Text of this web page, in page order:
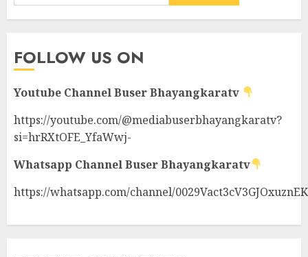
FOLLOW US ON
Youtube ChannelBuser Bhayangkaratv
https://youtube.com/@mediabuserbhayangkaratv?
si=hrRXtOFE_YfaWwj-
Whatsapp ChannelBuser Bhayangkaratv
https://whatsapp.com/channel/